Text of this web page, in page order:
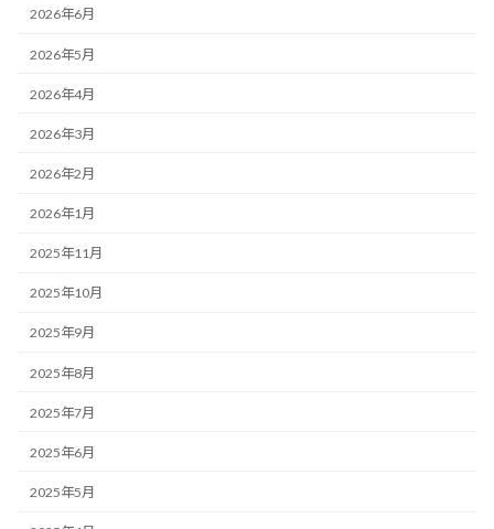
2026年6月
2026年5月
2026年4月
2026年3月
2026年2月
2026年1月
2025年11月
2025年10月
2025年9月
2025年8月
2025年7月
2025年6月
2025年5月